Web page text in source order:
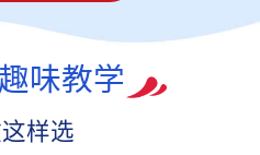
趣味教学
样选